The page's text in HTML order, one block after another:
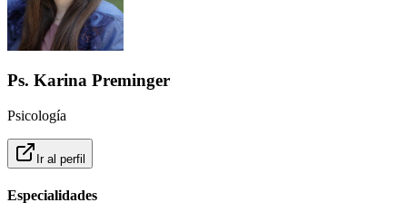
Ps. Karina Preminger
Psicología
Ir al perfil
Especialidades